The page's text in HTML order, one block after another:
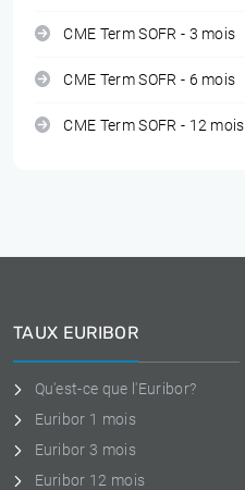
CME Term SOFR - 3 mois
CME Term SOFR - 6 mois
CME Term SOFR - 12 mois
TAUX EURIBOR
Qu'est-ce que l'Euribor?
Euribor 1 mois
Euribor 3 mois
Euribor 12 mois